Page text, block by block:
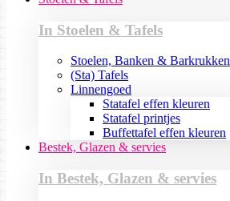
In Stoelen & Tafels
Stoelen, Banken & Barkrukken
(Sta) Tafels
Linnengoed
Statafel effen kleuren
Statafel printjes
Buffettafel effen kleuren
Bestek, Glazen & servies
In Bestek, Glazen & servies